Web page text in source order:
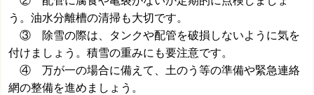
う。油水分離槽の清掃も大切です。
③ 除雪の際は、タンクや配管を破損しないように気を
付けましょう。積雪の重みにも要注意です。
④ 万が一の場合に備えて、土のう等の準備や緊急連絡
網の整備を進めましょう。